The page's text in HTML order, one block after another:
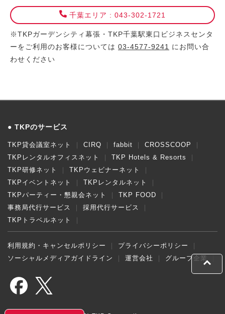
千葉エリア : 043-302-1721
※TKPガーデンシティ幕張・TKP千葉駅東口ビジネスセンタ
ーをご利用のお客様については 03-4577-9241
にお問い合
わせください
TKPのサービス
TKP貸会議室ネット CIRQ fabbit
CROSSCOOP
TKPレンタルオフィスネット
TKP Hotels & Resorts
TKP研修ネット
TKPウェビナーネット
TKPイベントネット
TKPレンタルネット
TKPパーティー・懇親会ネット
TKP FOOD
事務局代行サービス
採用代行サービス
TKPトラベルネット
利用規約・キャンセルポリシー
プライバシーポリシー
ソーシャルメディアガイドライン
運営会社 グループ企業